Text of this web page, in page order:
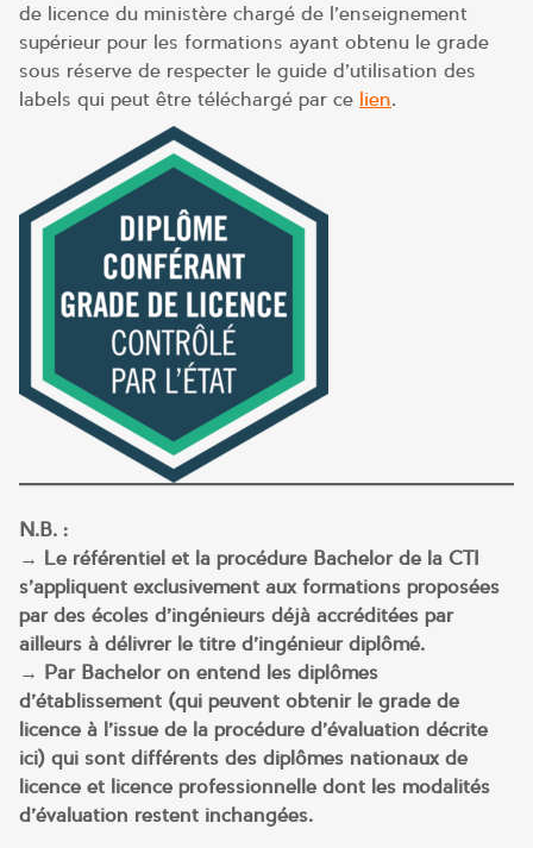
de licence du ministère chargé de l’enseignement
supérieur pour les formations ayant obtenu le grade
sous réserve de respecter le guide d’utilisation des
labels qui peut être téléchargé par ce lien.
N.B. :
→ Le référentiel et la procédure Bachelor de la CTI
s’appliquent exclusivement aux formations proposées
par des écoles d’ingénieurs déjà accréditées par
ailleurs à délivrer le titre d’ingénieur diplômé.
→ Par Bachelor on entend les diplômes
d’établissement (qui peuvent obtenir le grade de
licence à l’issue de la procédure d’évaluation décrite
ici) qui sont différents des diplômes nationaux de
licence et licence professionnelle dont les modalités
d’évaluation restent inchangées.